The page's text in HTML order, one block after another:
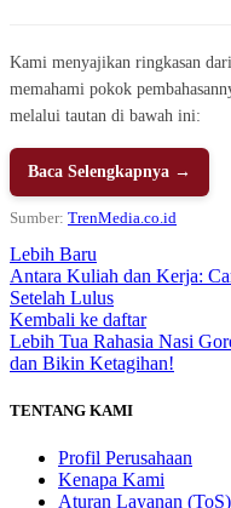
Kami menyajikan ringkasan
memahami pokok
melalui tautan di bawah ini:
Baca Selengkapnya →
Sumber: TrenMedia.co.id
Lebih Baru
Antara Kuliah dan Kerja:
Setelah Lulus
Kembali ke daftar
Lebih Tua Rahasia Nasi
dan Bikin Ketagihan!
TENTANG KAMI
Profil Perusahaan
Kenapa Kami
Aturan Layanan (ToS)